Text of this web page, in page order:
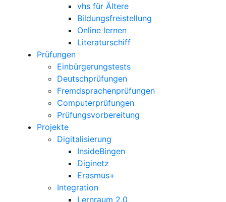
vhs für Ältere
Bildungsfreistellung
Online lernen
Literaturschiff
Prüfungen
Einbürgerungstests
Deutschprüfungen
Fremdsprachenprüfungen
Computerprüfungen
Prüfungsvorbereitung
Projekte
Digitalisierung
InsideBingen
Diginetz
Erasmus+
Integration
Lernraum 2.0